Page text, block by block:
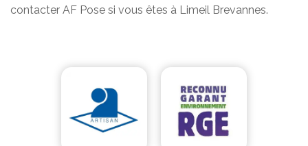
contacter AF Pose si vous êtes à Limeil Brevannes.